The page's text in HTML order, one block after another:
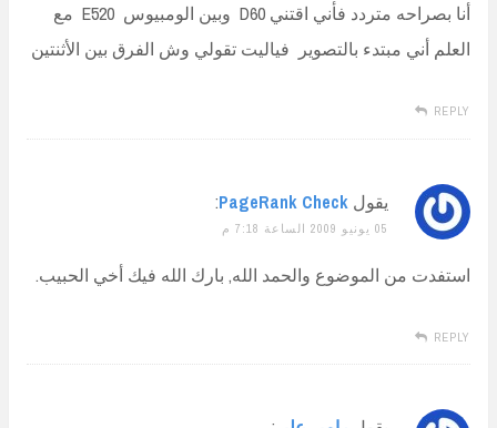
أنا بصراحه متردد فأني اقتني D60 وبين الومبيوس E520 مع
العلم أني مبتدء بالتصوير فياليت تقولي وش الفرق بين الأثنتين
REPLY
يقول PageRank Check
:
05 يونيو 2009 الساعة 7:18 م
استفدت من الموضوع والحمد الله, بارك الله فيك أخي الحبيب.
REPLY